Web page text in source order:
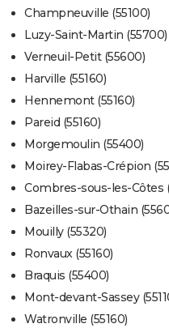
Champneuville (55100)
Luzy-Saint-Martin (55700)
Verneuil-Petit (55600)
Harville (55160)
Hennemont (55160)
Pareid (55160)
Morgemoulin (55400)
Moirey-Flabas-Crépion
Combres-sous-les-Côtes
Bazeilles-sur-Othain
Mouilly (55320)
Ronvaux (55160)
Braquis (55400)
Mont-devant-Sassey
Watronville (55160)